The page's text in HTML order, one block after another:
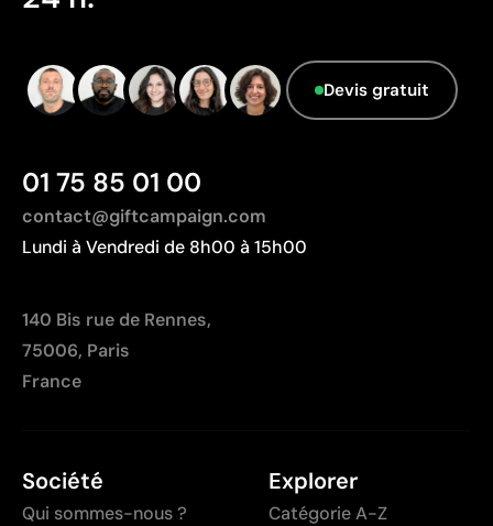
Matériau - Points: 0 / 40
Aucune caractéristique relevant de l'économie
circulaire n'a été identifiée dans le composant
Pays d’origine - Points: 2 / 10
Fabriqué en Chine, avec une distance de
transport plus importante par rapport à l'Europe.
Devis gratuit
01 75 85 01 00
contact@giftcampaign.com
Lundi à Vendredi de 8h00 à 15h00
140 Bis rue de Rennes,
75006, Paris
France
Société
Qui sommes-nous ?
Explorer
Catégorie A-Z